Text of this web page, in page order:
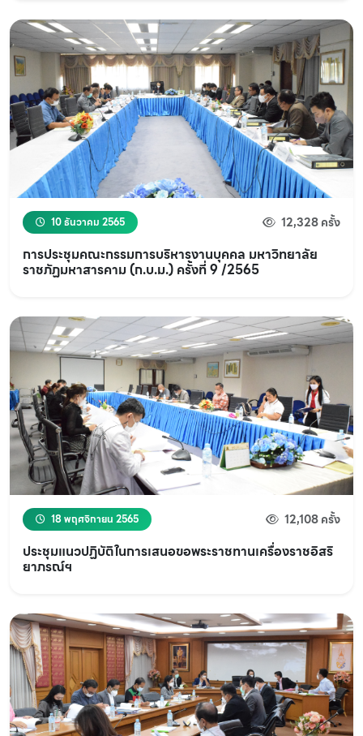
10 ธันวาคม 2565 12,328 ครั้ง
การประชุมคณะกรรมการบริหารงานบุคคล มหาวิทยาลัย
ราชภัฏมหาสารคาม (ก.บ.ม.) ครั้งที่ 9 /2565
18 พฤศจิกายน 2565 12,108 ครั้ง
ประชุมแนวปฏิบัติในการเสนอขอพระราชทานเครื่องราชอิสริ
ยาภรณ์ฯ